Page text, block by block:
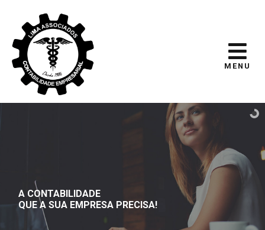
MENU
A CONTABILIDADE
QUE A SUA EMPRESA PRECISA!